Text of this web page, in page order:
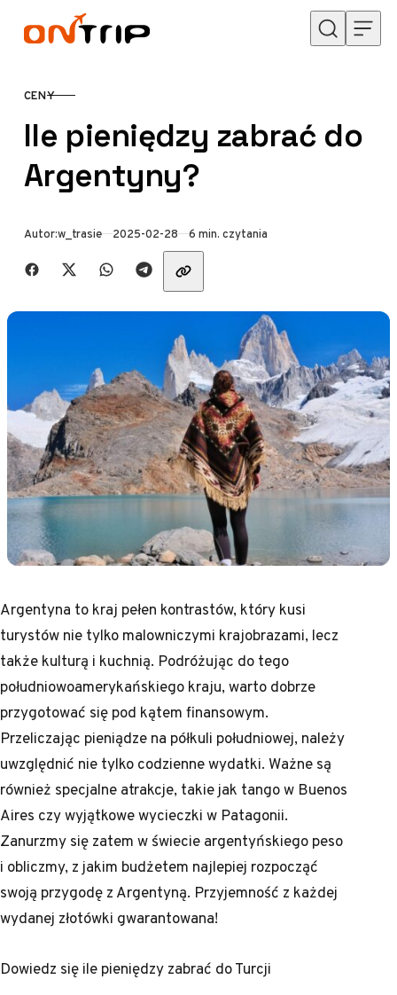
Przejdź do treści
KATEGORIA
CENY
Ile pieniędzy zabrać do
Argentyny?
Autor:w_trasie Opublikowano
2025-02-28 6 min. czytania
Udostępnij znajomym
Argentyna to kraj pełen kontrastów, który kusi
turystów nie tylko malowniczymi krajobrazami, lecz
także kulturą i kuchnią. Podróżując do tego
południowoamerykańskiego kraju, warto dobrze
przygotować się pod kątem finansowym.
Przeliczając pieniądze na półkuli południowej, należy
uwzględnić nie tylko codzienne wydatki. Ważne są
również specjalne atrakcje, takie jak tango w Buenos
Aires czy wyjątkowe wycieczki w Patagonii.
Zanurzmy się zatem w świecie argentyńskiego peso
i obliczmy, z jakim budżetem najlepiej rozpocząć
swoją przygodę z Argentyną. Przyjemność z każdej
wydanej złotówki gwarantowana!
Dowiedz sięile pieniędzy zabrać do Turcji